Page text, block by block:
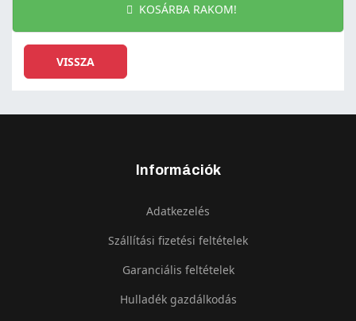
KOSÁRBA RAKOM!
Információk
Adatkezelés
Szállítási fizetési feltételek
Garanciális feltételek
Hulladék gazdálkodás